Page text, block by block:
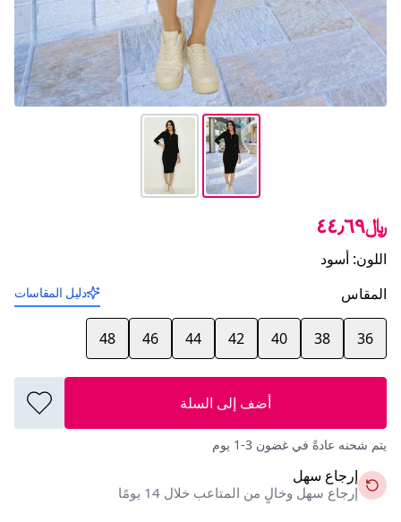
﷼٤٤٫٦٩
اللون: أسود
المقاس
دليل المقاسات
36
38
40
42
44
46
48
أضف إلى السلة
يتم شحنه عادةً في غضون 3-1 يوم
إرجاع سهل
إرجاع سهل وخالٍ من المتاعب خلال 14 يومًا